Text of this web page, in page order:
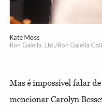
Kate Moss
Ron Galella, Ltd./Ron Galella
Mas é impossível falar de
mencionar Carolyn